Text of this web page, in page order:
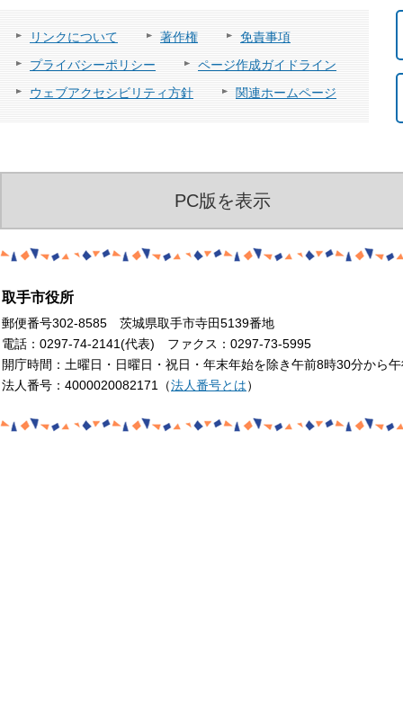
リンクについて 著作権
免責事項
プライバシーポリシー
ページ作成ガイドライン
ウェブアクセシビリティ方針
関連ホームページ
PC版を表示
取手市役所
郵便番号302-8585 茨城県取手市寺田5139番地
電話：0297-74-2141(代表) ファクス：0297-73-5995
開庁時間：土曜日・日曜日・祝日・年末年始を除き午前8時30分から
法人番号：4000020082171（法人番号とは）